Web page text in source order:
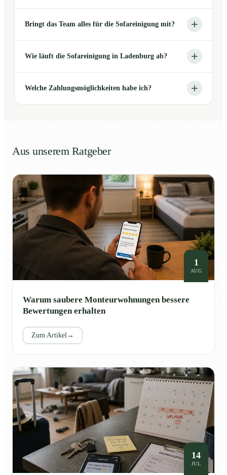
Bringt das Team alles für die Sofareinigung mit?
Wie läuft die Sofareinigung in Ladenburg ab?
Welche Zahlungsmöglichkeiten habe ich?
Aus unserem Ratgeber
1
AUG
Warum saubere Monteurwohnungen bessere
Bewertungen erhalten
Zum Artikel →
14
JUL